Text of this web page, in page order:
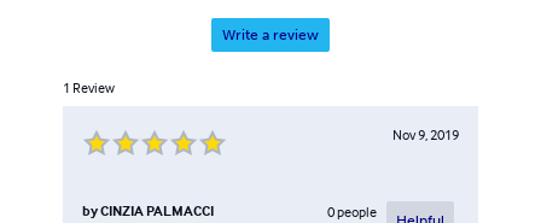
Write a review
1 Review
Nov 9, 2019
byCINZIA PALMACCI 0people